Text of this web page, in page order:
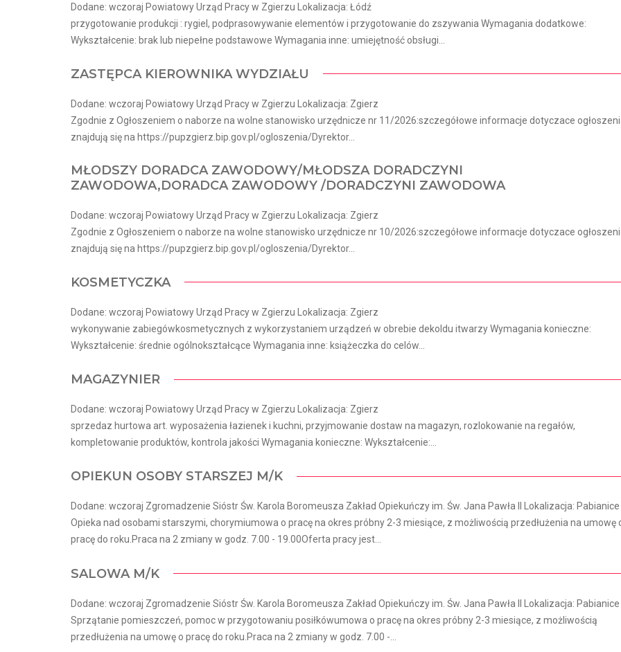
Dodane: wczoraj Powiatowy Urząd Pracy w Zgierzu Lokalizacja: Łódź
przygotowanie produkcji : rygiel, podprasowywanie elementów i przygotowanie do zszywania Wymagania dodatkowe:
Wykształcenie: brak lub niepełne podstawowe Wymagania inne: umiejętność obsługi...
ZASTĘPCA KIEROWNIKA WYDZIAŁU
Dodane: wczoraj Powiatowy Urząd Pracy w Zgierzu Lokalizacja: Zgierz
Zgodnie z Ogłoszeniem o naborze na wolne stanowisko urzędnicze nr 11/2026:szczegółowe informacje dotyczace
znajdują się na https://pupzgierz.bip.gov.pl/ogloszenia/Dyrektor...
MŁODSZY DORADCA ZAWODOWY/MŁODSZA DORADCZYNI
ZAWODOWA,DORADCA ZAWODOWY /DORADCZYNI ZAWODOWA
Dodane: wczoraj Powiatowy Urząd Pracy w Zgierzu Lokalizacja: Zgierz
Zgodnie z Ogłoszeniem o naborze na wolne stanowisko urzędnicze nr 10/2026:szczegółowe informacje dotyczace
znajdują się na https://pupzgierz.bip.gov.pl/ogloszenia/Dyrektor...
KOSMETYCZKA
Dodane: wczoraj Powiatowy Urząd Pracy w Zgierzu Lokalizacja: Zgierz
wykonywanie zabiegówkosmetycznych z wykorzystaniem urządzeń w obrebie dekoldu itwarzy Wymagania konieczne:
Wykształcenie: średnie ogólnokształcące Wymagania inne: książeczka do celów...
MAGAZYNIER
Dodane: wczoraj Powiatowy Urząd Pracy w Zgierzu Lokalizacja: Zgierz
sprzedaz hurtowa art. wyposażenia łazienek i kuchni, przyjmowanie dostaw na magazyn, rozlokowanie na regałów,
kompletowanie produktów, kontrola jakości Wymagania konieczne: Wykształcenie:...
OPIEKUN OSOBY STARSZEJ M/K
Dodane: wczoraj Zgromadzenie Sióstr Św. Karola Boromeusza Zakład Opiekuńczy im. Św. Jana Pawła II Lokalizacja: Pabianice
Opieka nad osobami starszymi, chorymiumowa o pracę na okres próbny 2-3 miesiące, z możliwością przedłużenia na umowę
pracę do roku.Praca na 2 zmiany w godz. 7.00 - 19.00Oferta pracy jest...
SALOWA M/K
Dodane: wczoraj Zgromadzenie Sióstr Św. Karola Boromeusza Zakład Opiekuńczy im. Św. Jana Pawła II Lokalizacja: Pabianice
Sprzątanie pomieszczeń, pomoc w przygotowaniu posiłkówumowa o pracę na okres próbny 2-3 miesiące, z możliwością
przedłużenia na umowę o pracę do roku.Praca na 2 zmiany w godz. 7.00 -...